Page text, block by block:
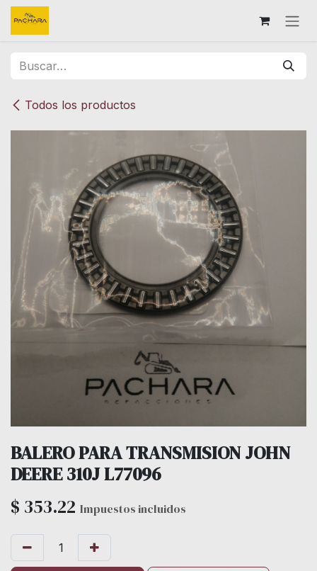
Ir al contenido
Todos los productos
BALERO PARA TRANSMISION JOHN
DEERE 310J L77096
$ 353.22 Impuestos incluidos